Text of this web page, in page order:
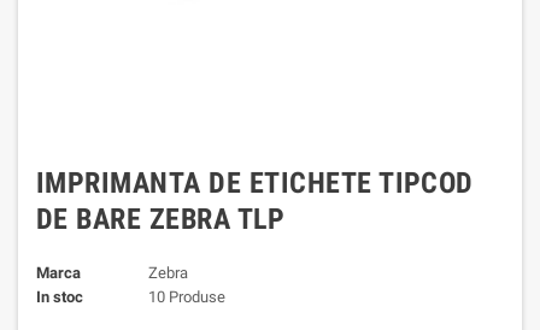
IMPRIMANTA DE ETICHETE TIPCOD
DE BARE ZEBRA TLP
Marca
Zebra
In stoc
10 Produse